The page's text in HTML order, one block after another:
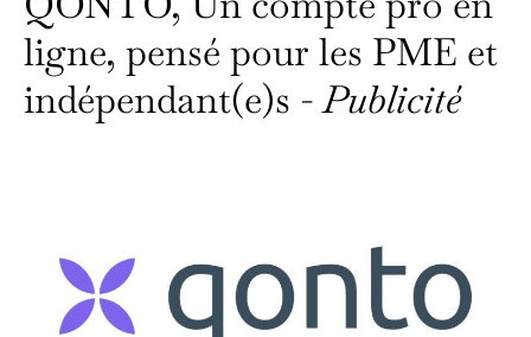
ligne, pensé pour les PME et
indépendant(e)s -Publicité